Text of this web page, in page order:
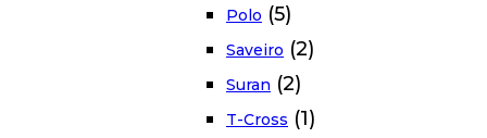
Polo (5)
Saveiro (2)
Suran (2)
T-Cross (1)